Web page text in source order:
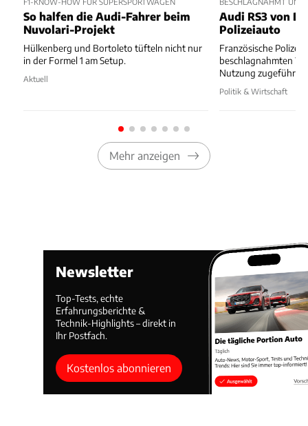
So halfen die Audi-Fahrer beim
Nuvolari-Projekt
Hülkenberg und Bortoleto tüfteln nicht nur
in der Formel 1 am Setup.
Aktuell
Audi RS3 von
Polizeiauto
Französische Polizei
beschlagnahmten
Nutzung zugeführt.
Politik & Wirtschaft
Mehr anzeigen
Newsletter
Top-Tests, echte
Erfahrungsberichte &
Technik-Highlights – direkt in
Ihr Postfach.
Kostenlos abonnieren